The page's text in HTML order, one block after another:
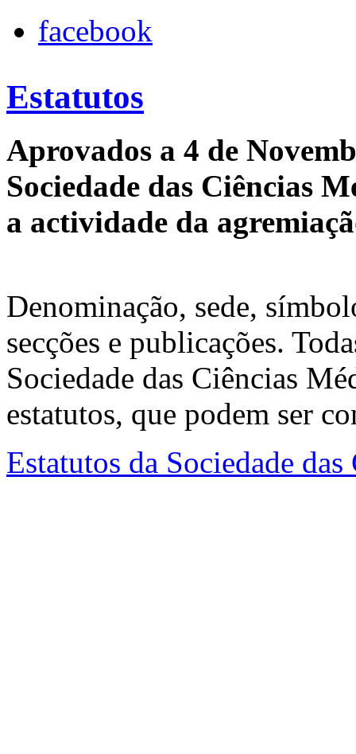
facebook
Estatutos
Aprovados a 4 de
Sociedade das Ciências
a actividade da
Denominação, sede,
secções e publicações.
Sociedade das Ciências
estatutos, que podem ser
Estatutos da Sociedade